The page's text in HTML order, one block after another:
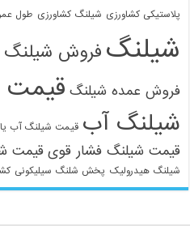
پلاستیکی کشاورزی شیلنگ کشاورزی طول
شیلنگ فروش
فروش عمده شیلنگ قیمت
شیلنگ آب قیمت شیلنگ آب
قیمت شیلنگ فشار قوی قیمت
شیلنگ هیدرولیک پخش شلنگ سیلیکونی